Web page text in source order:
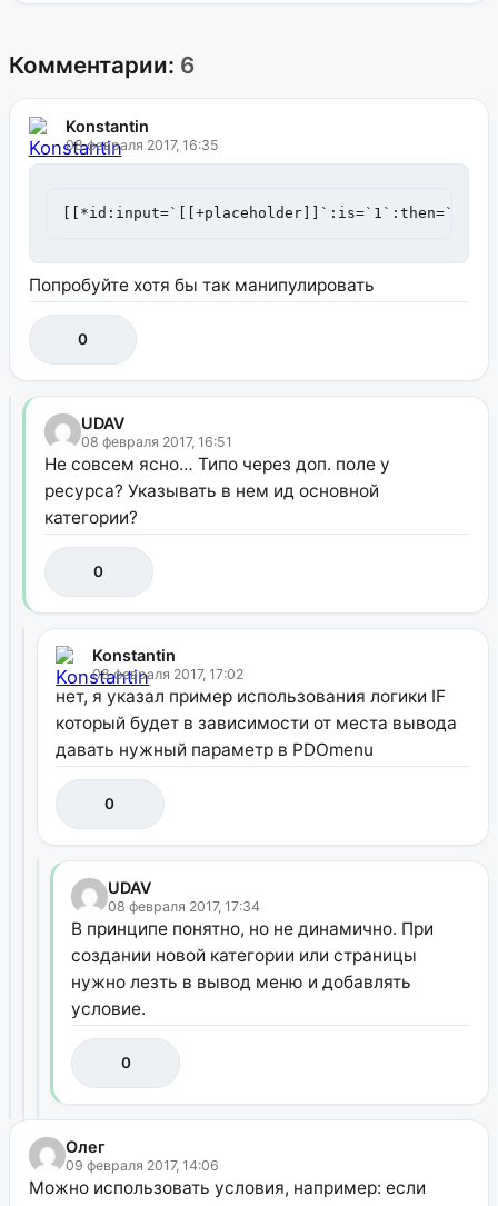
Комментарии: 6
Konstantin
08 февраля 2017, 16:35
Попробуйте хотя бы так манипулировать
0
UDAV
08 февраля 2017, 16:51
Не совсем ясно… Типо через доп. поле у
ресурса? Указывать в нем ид основной
категории?
0
Konstantin
08 февраля 2017, 17:02
нет, я указал пример использования логики IF
который будет в зависимости от места вывода
давать нужный параметр в PDOmenu
0
UDAV
08 февраля 2017, 17:34
В принципе понятно, но не динамично. При
создании новой категории или страницы
нужно лезть в вывод меню и добавлять
условие.
0
Олег
09 февраля 2017, 14:06
Можно использовать условия, например: если